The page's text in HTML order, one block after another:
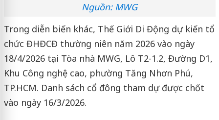
Nguồn: MWG
Trong diễn biến khác, Thế Giới Di Động dự kiến tổ
chức ĐHĐCĐ thường niên năm 2026 vào ngày
18/4/2026 tại Tòa nhà MWG, Lô T2-1.2, Đường D1,
Khu Công nghệ cao, phường Tăng Nhơn Phú,
TP.HCM. Danh sách cổ đông tham dự được chốt
vào ngày 16/3/2026.